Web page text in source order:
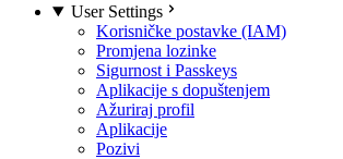
User Settings
Korisničke postavke (IAM)
Promjena lozinke
Sigurnost i Passkeys
Aplikacije s dopuštenjem
Ažuriraj profil
Aplikacije
Pozivi